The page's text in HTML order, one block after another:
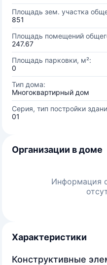
Площадь зем. участка
851
Площадь помещений
247.67
Площадь парковки, м²:
0
Тип дома:
Многоквартирный дом
Серия, тип постройки
01
Организации в доме
Информация
Характеристики
Конструктивные